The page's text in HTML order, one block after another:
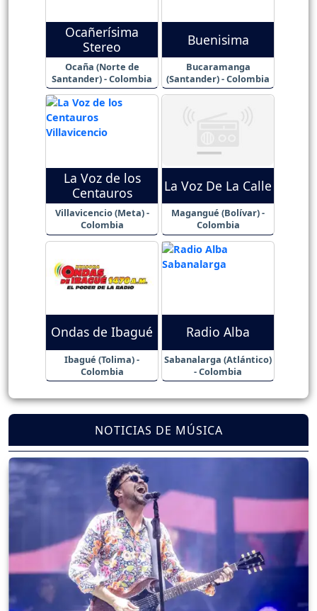
Ocañerísima
Stereo
Ocaña (Norte de
Santander) - Colombia
Buenisima
Bucaramanga
(Santander) - Colombia
La Voz de los
Centauros
Villavicencio (Meta) -
Colombia
La Voz De La Calle
Magangué (Bolívar) -
Colombia
Ondas de Ibagué
Ibagué (Tolima) -
Colombia
Radio Alba
Sabanalarga (Atlántico)
- Colombia
NOTICIAS DE MÚSICA